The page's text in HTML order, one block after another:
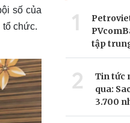
số của
tổ chức.
1
tập
2
Tin tức
qua:
3.700